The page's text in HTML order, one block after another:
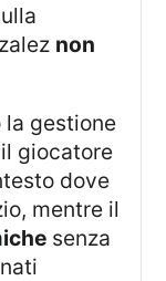
non
giocatore
dove
mentre il
senza